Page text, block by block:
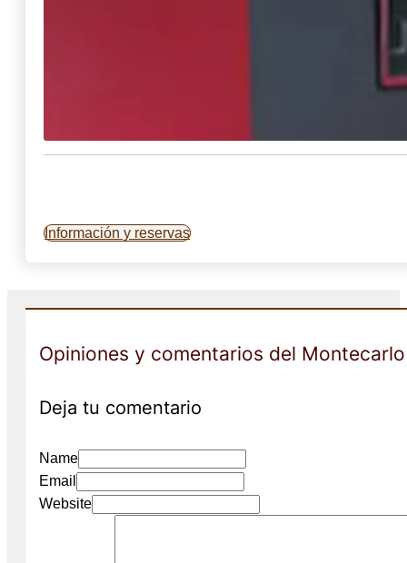
Información y reservas
Opiniones y comentarios del Montecarlo
Deja tu comentario
Name
Email
Website